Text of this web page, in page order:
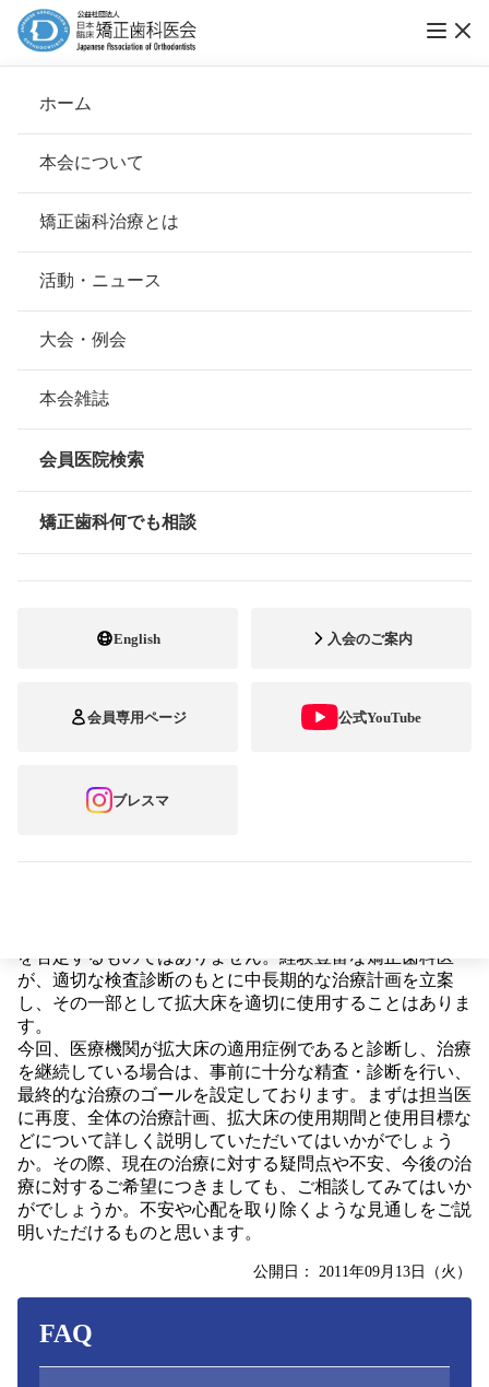
ホーム
本会について
会長挨拶
基本理念
組織について
本会の歴史
情報公開
矯正歯科治療とは
安心して治療を受けていただくための「6つの指針」
安心できる矯正歯科治療契約のための「7つの提言」
矯正歯科治療について
活動・ニュース
大会・例会
本会雑誌
会員医院検索
矯正歯科何でも相談
English 入会のご案内
会員専用ページ 公式YouTube
ブレスマ
ホーム 何でも相談
拡大床による矯正歯科治療を長期間続け
ていますが、このままで大丈夫でしょう
か？
拡大床の長期間の使用につきましては、
トラブルが報告されていますので、まず
は担当医にご相談ください。
に使用されることがある拡大床装置ですが、長期間の使用
ホームページ上にまとめてありますので参考にしてくださ
を否定するものではありません。経験豊富な矯正歯科医
が、適切な検査診断のもとに中長期的な治療計画を立案
し、その一部として拡大床を適切に使用することはありま
す。
今回、医療機関が拡大床の適用症例であると診断し、治療
を継続している場合は、事前に十分な精査・診断を行い、
最終的な治療のゴールを設定しております。まずは担当医
に再度、全体の治療計画、拡大床の使用期間と使用目標な
どについて詳しく説明していただいてはいかがでしょう
か。その際、現在の治療に対する疑問点や不安、今後の治
療に対するご希望につきましても、ご相談してみてはいか
がでしょうか。不安や心配を取り除くような見通しをご説
明いただけるものと思います。
公開日： 2011年09月13日（火）
FAQ